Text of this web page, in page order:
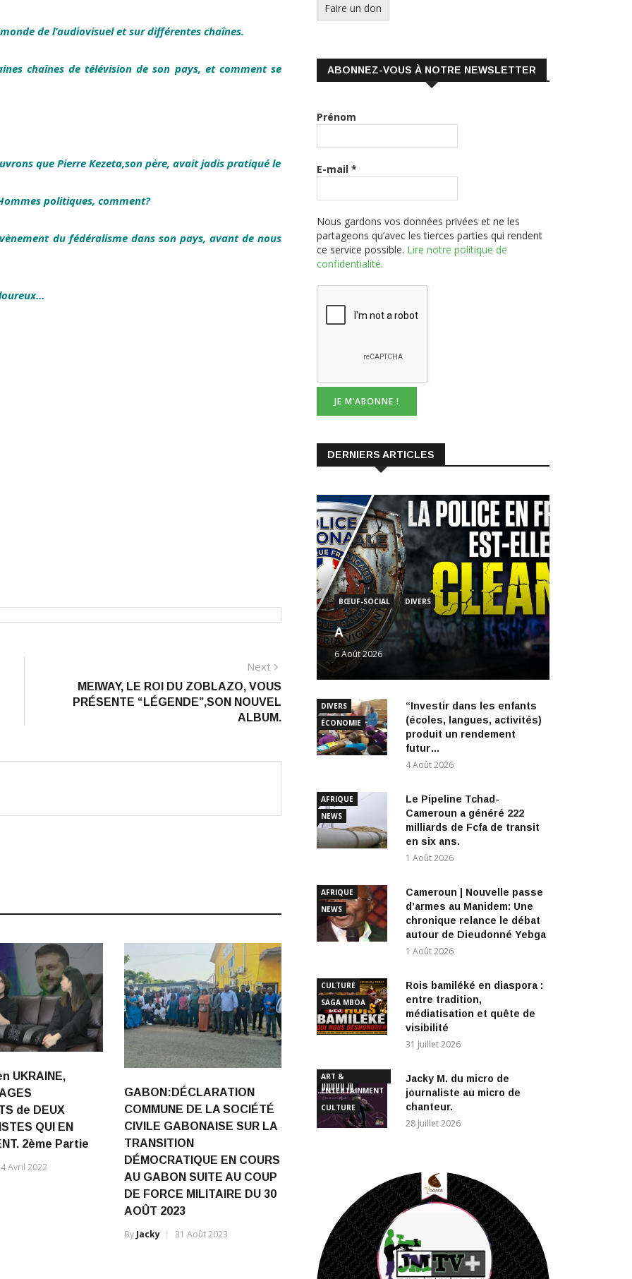
de l’audiovisuel et sur différentes chaînes.
chaînes de télévision de son pays, et comment se
que Pierre Kezeta,son père, avait jadis pratiqué le
politiques, comment?
du fédéralisme dans son pays, avant de nous
Next
MEIWAY, LE ROI DU ZOBLAZO, VOUS
PRÉSENTE “LÉGENDE”,SON NOUVEL
ALBUM.
UKRAINE,
de DEUX
QUI EN
2ème Partie
Avril 2022
GABON:DÉCLARATION
COMMUNE DE LA SOCIÉTÉ
CIVILE GABONAISE SUR LA
TRANSITION
DÉMOCRATIQUE EN COURS
AU GABON SUITE AU COUP
DE FORCE MILITAIRE DU 30
AOÛT 2023
ByJacky 31 Août 2023
Faire un don
ABONNEZ-VOUS À NOTRE NEWSLETTER
Prénom
E-mail *
Nous gardons vos données privées et ne les
partageons qu’avec les tierces parties qui rendent
ce service possible. Lire notre politique de
confidentialité.
DERNIERS ARTICLES
BŒUF-SOCIAL DIVERS
A
6 Août 2026
DIVERS
ÉCONOMIE
“Investir dans les enfants
(écoles, langues, activités)
produit un rendement
futur…
4 Août 2026
AFRIQUE
NEWS
Le Pipeline Tchad-
Cameroun a généré 222
milliards de Fcfa de transit
en six ans.
1 Août 2026
AFRIQUE
NEWS
Cameroun | Nouvelle passe
d’armes au Manidem: Une
chronique relance le débat
autour de Dieudonné Yebga
1 Août 2026
CULTURE
SAGA MBOA
Rois bamiléké en diaspora :
entre tradition,
médiatisation et quête de
visibilité
31 Juillet 2026
ART &
ENTERTAINMENT
CULTURE
Jacky M. du micro de
journaliste au micro de
chanteur.
28 Juillet 2026